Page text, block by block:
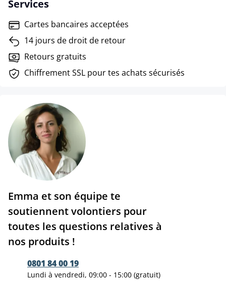
Services
Cartes bancaires acceptées
14 jours de droit de retour
Retours gratuits
Chiffrement SSL pour tes achats sécurisés
Emma et son équipe te
soutiennent volontiers pour
toutes les questions relatives à
nos produits !
0801 84 00 19
Lundi à vendredi, 09:00 - 15:00 (gratuit)